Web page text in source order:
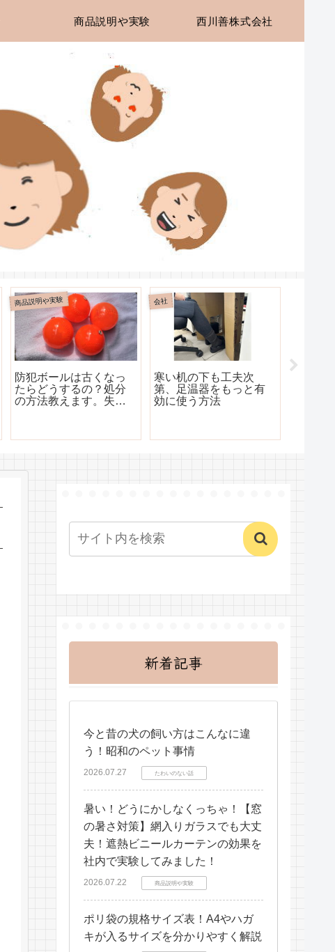
商品説明や実験 西川善株式会社
商品説明や実験
防犯ボールは古くなっ
たらどうするの？処分
の方法教えます。失敗
会社
寒い机の下も工夫次
第、足温器をもっと有
効に使う方法
新着記事
今と昔の犬の飼い方はこんなに違
う！昭和のペット事情
2026.07.27 たわいのない話
暑い！どうにかしなくっちゃ！【窓
の暑さ対策】網入りガラスでも大丈
夫！遮熱ビニールカーテンの効果を
社内で実験してみました！
2026.07.22 商品説明や実験
ポリ袋の規格サイズ表！A4やハガ
キが入るサイズを分かりやすく解説